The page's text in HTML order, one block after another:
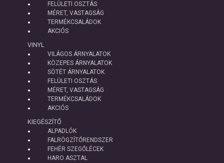
FELÜLETI OSZTÁS
MÉRET, VASTAGSÁG
TERMÉKCSALÁDOK
AKCIÓS
VINYL
VILÁGOS ÁRNYALATOK
KÖZEPES ÁRNYALATOK
SÖTÉT ÁRNYALATOK
FELÜLETI OSZTÁS
MÉRET, VASTAGSÁG
TERMÉKCSALÁDOK
AKCIÓS
KIEGÉSZÍTŐ
ALPADLÓK
FALRÖGZÍTŐRENDSZER
FEHÉR SZEGŐLÉCEK
HARO ASZTAL